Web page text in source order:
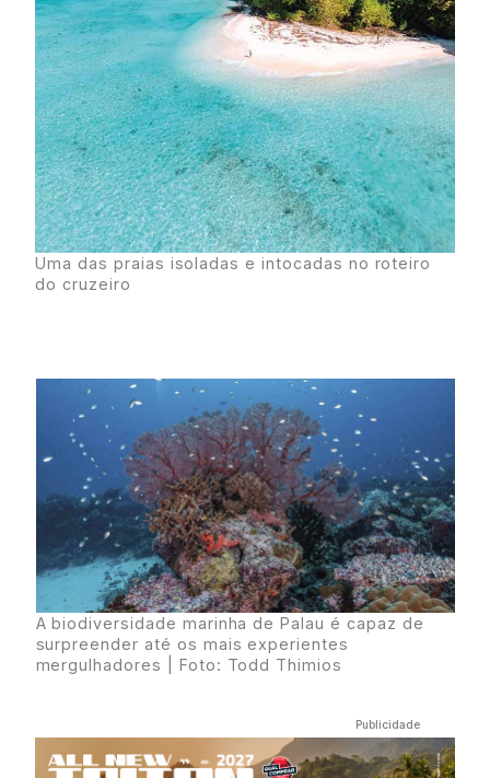
Uma das praias isoladas e intocadas no roteiro
do cruzeiro
A biodiversidade marinha de Palau é capaz de
surpreender até os mais experientes
mergulhadores | Foto: Todd Thimios